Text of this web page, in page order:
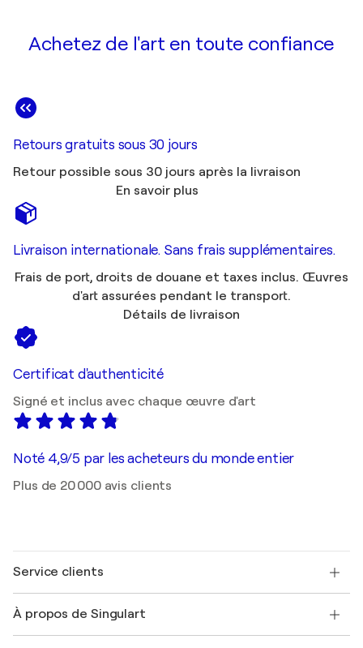
Achetez de l'art en toute confiance
Retours gratuits sous 30 jours
Retour possible sous 30 jours après la livraison
En savoir plus
Livraison internationale. Sans frais supplémentaires.
Frais de port, droits de douane et taxes inclus. Œuvres
d'art assurées pendant le transport.
Détails de livraison
Certificat d'authenticité
Signé et inclus avec chaque œuvre d'art
Noté 4,9/5 par les acheteurs du monde entier
Plus de 20 000 avis clients
Service clients
Expédition
À propos de Singulart